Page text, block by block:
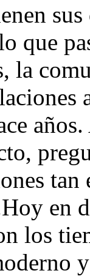
que
la
en
los